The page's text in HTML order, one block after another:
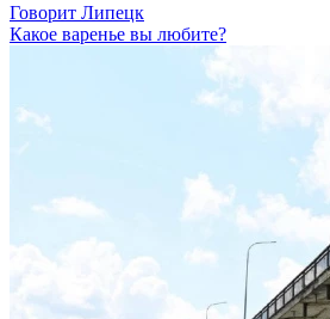
Говорит Липецк
Какое варенье вы любите?